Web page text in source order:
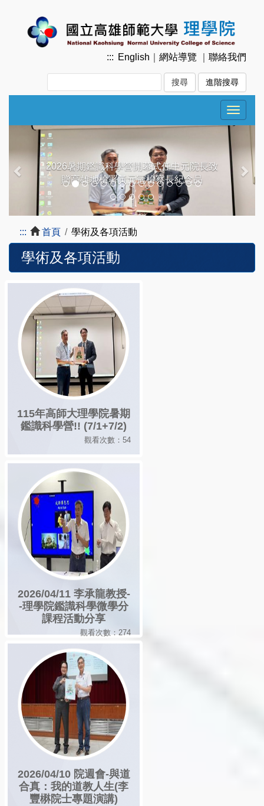
::: English 網站導覽 聯絡我們
進階搜尋
Toggle
2026暑期鑑識科學營開幕式任中元院長致
贈高雄地檢署黃元冠檢察長紀念品
Previous
::: 首頁 學術及各項活動
學術及各項活動
115年高師大理學院暑期
鑑識科學營!! (7/1+7/2)
觀看次數：54
2026/04/11 李承龍教授-
-理學院鑑識科學微學分
課程活動分享
觀看次數：274
2026/04/10 院週會-與道
合真：我的道教人生(李
豐楙院士專題演講)